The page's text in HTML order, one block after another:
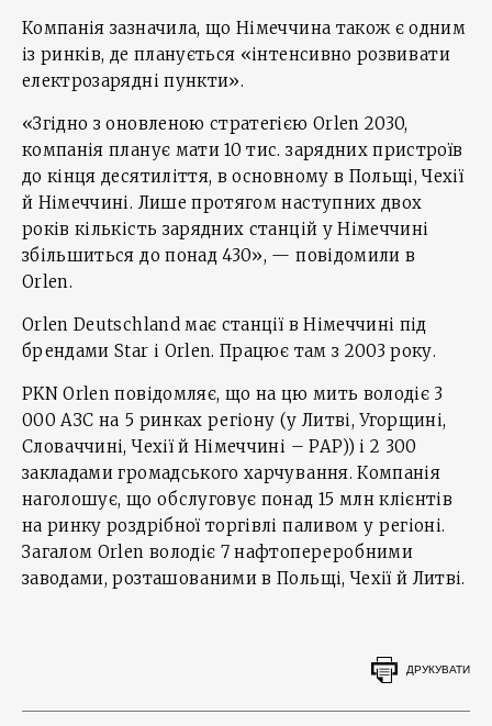
Компанія зазначила, що Німеччина також є одним
із ринків, де планується «інтенсивно розвивати
електрозарядні пункти».
«Згідно з оновленою стратегією Orlen 2030,
компанія планує мати 10 тис. зарядних пристроїв
до кінця десятиліття, в основному в Польщі, Чехії
й Німеччині. Лише протягом наступних двох
років кількість зарядних станцій у Німеччині
збільшиться до понад 430», — повідомили в
Orlen.
Orlen Deutschland має станції в Німеччині під
брендами Star і Orlen. Працює там з 2003 року.
PKN Orlen повідомляє, що на цю мить володіє 3
000 АЗС на 5 ринках регіону (у Литві, Угорщині,
Словаччині, Чехії й Німеччині – PAP)) і 2 300
закладами громадського харчування. Компанія
наголошує, що обслуговує понад 15 млн клієнтів
на ринку роздрібної торгівлі паливом у регіоні.
Загалом Orlen володіє 7 нафтопереробними
заводами, розташованими в Польщі, Чехії й Литві.
ДРУКУВАТИ